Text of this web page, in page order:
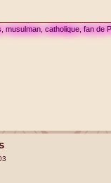
musulman, catholique, fan de